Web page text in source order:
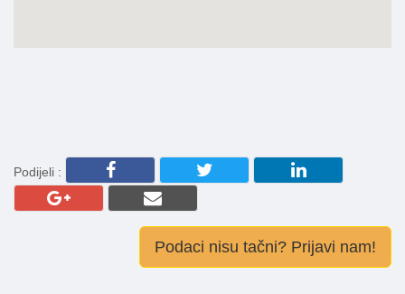
Podijeli :
Podaci nisu tačni? Prijavi nam!